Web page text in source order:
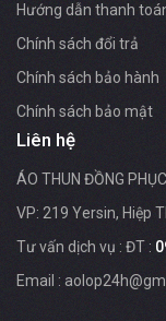
Hướng dẫn thanh
Chính sách đổi trả
Chính sách bảo hành
Chính sách bảo mật
Liên hệ
ÁO THUN ĐỒNG PHỤC
VP: 219 Yersin, Hiệp
Tư vấn dịch vụ : ĐT :
Email :